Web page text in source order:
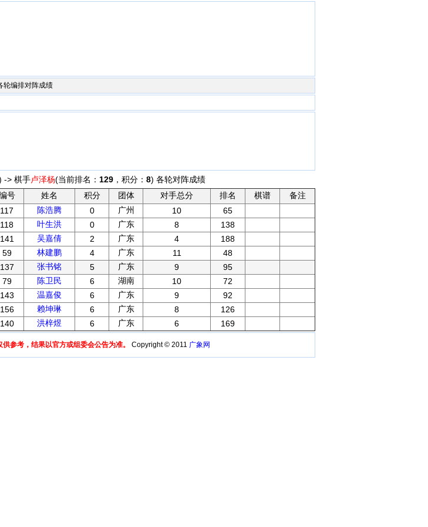
轮编排对阵成绩
-> 棋手卢泽杨(当前排名： 129，积分： 8) 各轮对阵成绩
号 姓名 积分 团体 对手总分 排名 棋谱
备注
117 陈浩腾 0 广州 10
65
118 叶生洪 0 广东 8
138
141 吴嘉倩 2 广东 4
188
59 林建鹏 4 广东 11
48
137 张书铭 5 广东 9
95
79 陈卫民 6 湖南 10
72
143 温嘉俊 6 广东 9
92
156 赖坤琳 6 广东 8
126
140 洪梓煜 6 广东 6 169
供参考，结果以官方或组委会公告为准。 Copyright © 2011 广象网